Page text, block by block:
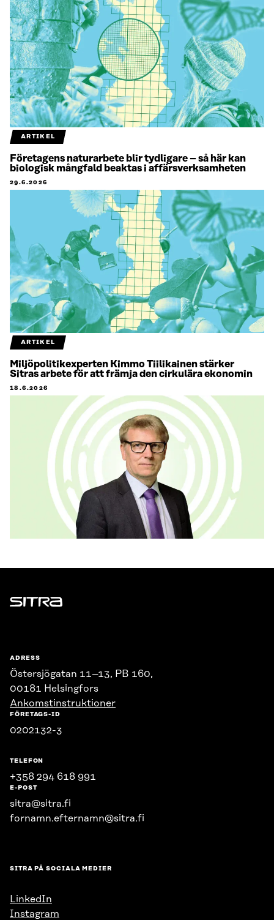
ARTIKEL
Företagens naturarbete blir tydligare – så här kan
biologisk mångfald beaktas i affärsverksamheten
29.6.2026
ARTIKEL
Miljöpolitikexperten Kimmo Tiilikainen stärker
Sitras arbete för att främja den cirkulära ekonomin
18.6.2026
Sitra
ADRESS
Östersjögatan 11–13, PB 160,
00181 Helsingfors
Ankomstinstruktioner
FÖRETAGS-ID
0202132-3
TELEFON
+358 294 618 991
E-POST
sitra@sitra.fi
fornamn.efternamn@sitra.fi
SITRA PÅ SOCIALA MEDIER
LinkedIn
Instagram